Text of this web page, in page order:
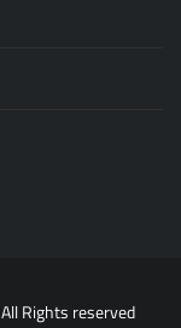
All Rights reserved